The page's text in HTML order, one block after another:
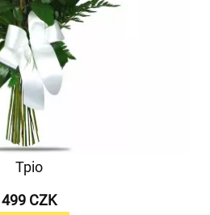
Тріо
499 CZK